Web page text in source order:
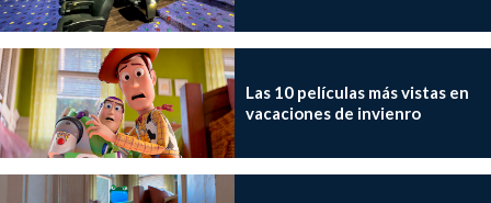
Las 10 películas más vistas en
vacaciones de invienro